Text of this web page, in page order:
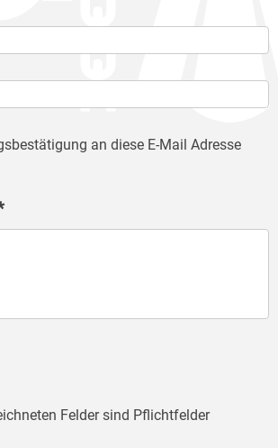
an diese E-Mail Adresse
Felder sind Pflichtfelder